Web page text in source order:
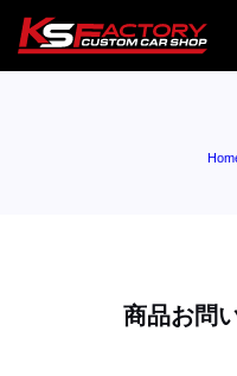
商品お問